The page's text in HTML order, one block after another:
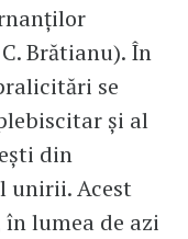
Brătianu). În
se
și al
din
unirii. Acest
lumea de azi